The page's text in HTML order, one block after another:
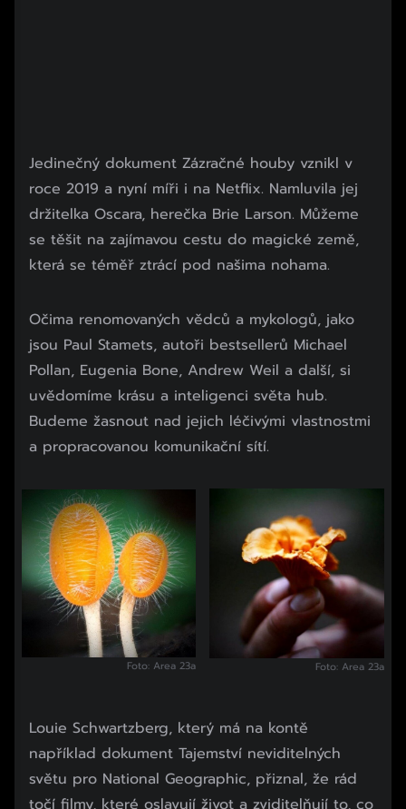
Jedinečný dokument Zázračné houby vznikl v
roce 2019 a nyní míři i na Netflix. Namluvila jej
držitelka Oscara, herečka Brie Larson. Můžeme
se těšit na zajímavou cestu do magické země,
která se téměř ztrácí pod našima nohama.
Očima renomovaných vědců a mykologů, jako
jsou Paul Stamets, autoři bestsellerů Michael
Pollan, Eugenia Bone, Andrew Weil a další, si
uvědomíme krásu a inteligenci světa hub.
Budeme žasnout nad jejich léčivými vlastnostmi
a propracovanou komunikační sítí.
Foto: Area 23a Foto: Area 23a
Louie Schwartzberg, který má na kontě
například dokument Tajemství neviditelných
světu pro National Geographic, přiznal, že rád
točí filmy, které oslavují život a zviditelňují to, co